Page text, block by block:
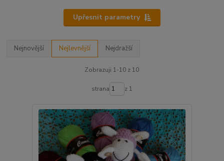
Upřesnit parametry
Nejnovější Nejlevnější Nejdražší
Zobrazuji 1-10 z 10
strana z 1